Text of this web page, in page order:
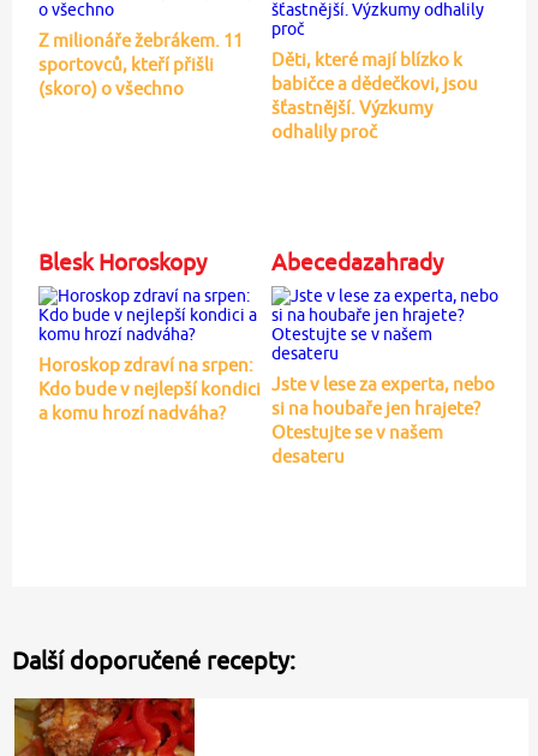
Z milionáře žebrákem. 11
sportovců, kteří přišli
(skoro) o všechno
Děti, které mají blízko k
babičce a dědečkovi, jsou
šťastnější. Výzkumy
odhalily proč
Blesk Horoskopy
Horoskop zdraví na srpen:
Kdo bude v nejlepší kondici
a komu hrozí nadváha?
Abecedazahrady
Jste v lese za experta, nebo
si na houbaře jen hrajete?
Otestujte se v našem
desateru
Další doporučené recepty: